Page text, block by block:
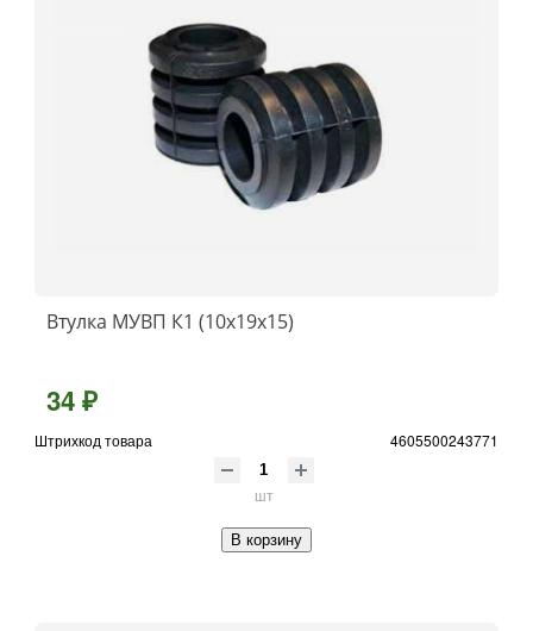
Втулка МУВП К1 (10х19х15)
34 ₽
Штрихкод товара 4605500243771
шт
В корзину